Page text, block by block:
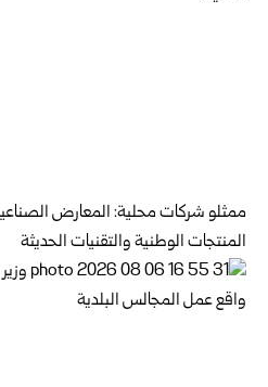
ممثلو شركات محلية: المعارض
المنتجات الوطنية والتقنيات الحديثة